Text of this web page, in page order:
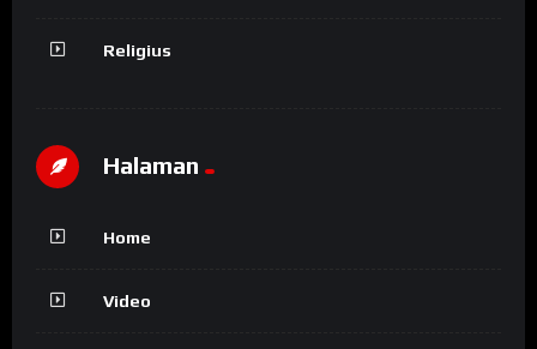
Religius
Halaman
Home
Video